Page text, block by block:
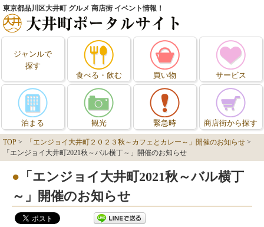
東京都品川区大井町 グルメ 商店街 イベント情報！
ジャンルで
探す
食べる・飲む
買い物 サービス
泊まる 観光 緊急時 商店街から探す
TOP > 「エンジョイ大井町２０２３秋～カフェとカレー～」開催のお知らせ >
「エンジョイ大井町2021秋～バル横丁～」開催のお知らせ
「エンジョイ大井町2021秋～バル横丁
～」開催のお知らせ